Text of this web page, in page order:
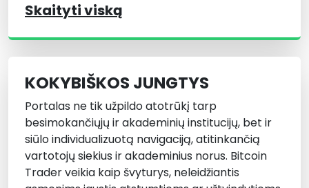
Skaityti viską
KOKYBIŠKOS JUNGTYS
Portalas ne tik užpildo atotrūkį tarp
besimokančiųjų ir akademinių institucijų, bet ir
siūlo individualizuotą navigaciją, atitinkančią
vartotojų siekius ir akademinius norus. Bitcoin
Trader veikia kaip švyturys, neleidžiantis